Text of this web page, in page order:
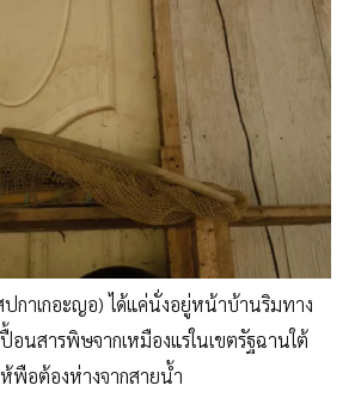
กาเกอะญอ) ได้แค่นั่งอยู่หน้าบ้านริมทาง
อนสารพิษจากเหมืองแร่ในเขตรัฐฉานใต้
พือต้องห่างจากสายน้ำ